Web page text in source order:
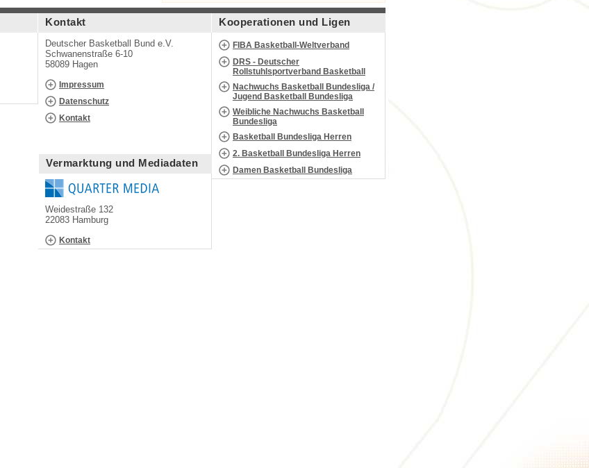
Kontakt
Deutscher Basketball Bund e.V.
Schwanenstraße 6-10
58089 Hagen
Impressum
Datenschutz
Kontakt
Vermarktung und Mediadaten
Weidestraße 132
22083 Hamburg
Kontakt
Kooperationen und Ligen
FIBA Basketball-Weltverband
DRS - Deutscher
Rollstuhlsportverband Basketball
Nachwuchs Basketball Bundesliga /
Jugend Basketball Bundesliga
Weibliche Nachwuchs Basketball
Bundesliga
Basketball Bundesliga Herren
2. Basketball Bundesliga Herren
Damen Basketball Bundesliga